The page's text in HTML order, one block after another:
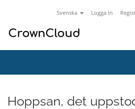
Svenska Logga in
Hoppsan, det